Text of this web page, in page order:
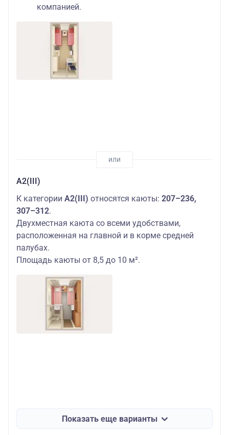
компанией.
А2(III)
К категории А2(III) относятся каюты: 207–236,
307–312.
Двухместная каюта со всеми удобствами,
расположенная на главной и в корме средней
палубах.
Площадь каюты от 8,5 до 10 м².
Показать еще варианты